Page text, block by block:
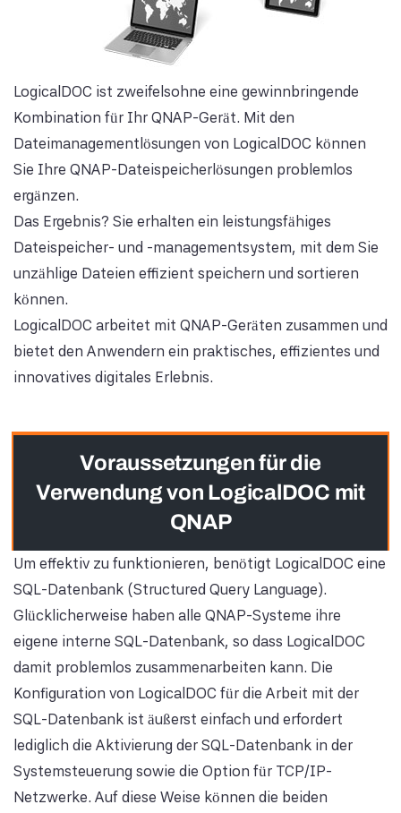
LogicalDOC ist zweifelsohne eine gewinnbringende
Kombination für Ihr QNAP-Gerät. Mit den
Dateimanagementlösungen von LogicalDOC können
Sie Ihre QNAP-Dateispeicherlösungen problemlos
ergänzen.
Das Ergebnis? Sie erhalten ein leistungsfähiges
Dateispeicher- und -managementsystem, mit dem Sie
unzählige Dateien effizient speichern und sortieren
können.
LogicalDOC arbeitet mit QNAP-Geräten zusammen und
bietet den Anwendern ein praktisches, effizientes und
innovatives digitales Erlebnis.
Voraussetzungen für die
Verwendung von LogicalDOC mit
QNAP
Um effektiv zu funktionieren, benötigt LogicalDOC eine
SQL-Datenbank (Structured Query Language).
Glücklicherweise haben alle QNAP-Systeme ihre
eigene interne SQL-Datenbank, so dass LogicalDOC
damit problemlos zusammenarbeiten kann. Die
Konfiguration von LogicalDOC für die Arbeit mit der
SQL-Datenbank ist äußerst einfach und erfordert
lediglich die Aktivierung der SQL-Datenbank in der
Systemsteuerung sowie die Option für TCP/IP-
Netzwerke. Auf diese Weise können die beiden